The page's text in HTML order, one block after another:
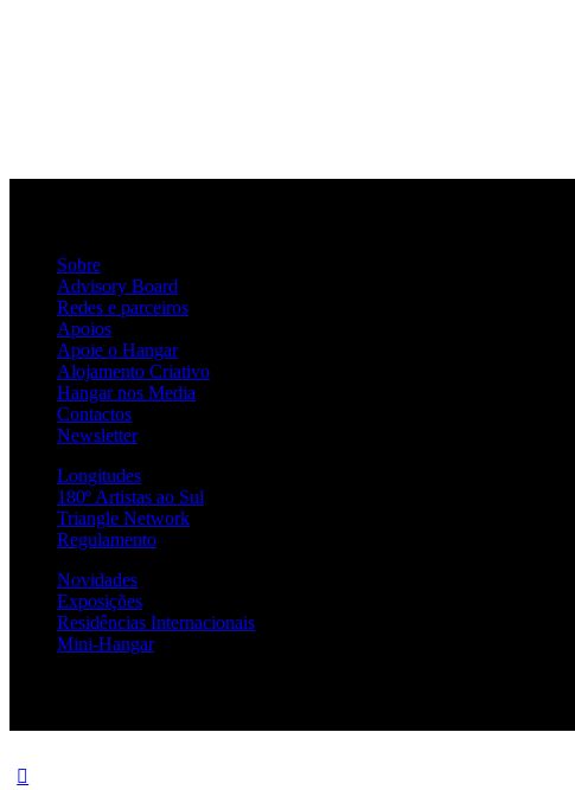
Sobre
Advisory Board
Redes e parceiros
Apoios
Apoie o Hangar
Alojamento Criativo
Hangar nos Media
Contactos
Newsletter
Longitudes
180º Artistas ao Sul
Triangle Network
Regulamento
Novidades
Exposições
Residências Internacionais
Mini-Hangar